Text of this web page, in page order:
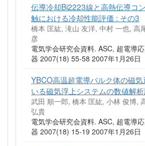
伝導冷却Bi2223線と高熱伝導コ
触における冷却性能評価 : その3
橋本 匡紘, 滝山 友洋, 中村 一也, 高
彦
電気学会研究会資料. ASC, 超電導
器 2007(18) 55-58 2007年1月26日
YBCO高温超電導バルク体の磁
いる磁気浮上システムの数値解
武田 順一郎, 橋本 匡紘, 小林 俊博,
弘貴
電気学会研究会資料. ASC, 超電導
器 2007(18) 15-19 2007年1月26日